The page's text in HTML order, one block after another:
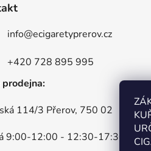
info@ecigaretyprerov.cz
+420 728 895 995
prodejna:
114/3 Přerov, 750 02
9:00-12:00 - 12:30-17:30